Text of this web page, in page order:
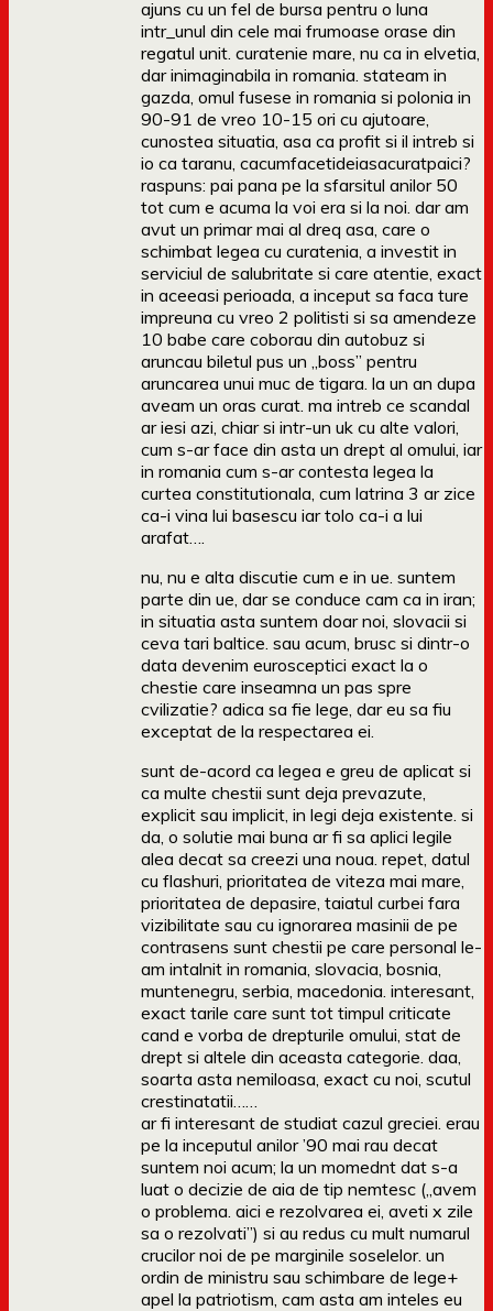
ajuns cu un fel de bursa pentru o luna
intr_unul din cele mai frumoase orase din
regatul unit. curatenie mare, nu ca in elvetia,
dar inimaginabila in romania. stateam in
gazda, omul fusese in romania si polonia in
90-91 de vreo 10-15 ori cu ajutoare,
cunostea situatia, asa ca profit si il intreb si
io ca taranu, cacumfacetideiasacuratpaici?
raspuns: pai pana pe la sfarsitul anilor 50
tot cum e acuma la voi era si la noi. dar am
avut un primar mai al dreq asa, care o
schimbat legea cu curatenia, a investit in
serviciul de salubritate si care atentie, exact
in aceeasi perioada, a inceput sa faca ture
impreuna cu vreo 2 politisti si sa amendeze
10 babe care coborau din autobuz si
aruncau biletul pus un „boss” pentru
aruncarea unui muc de tigara. la un an dupa
aveam un oras curat. ma intreb ce scandal
ar iesi azi, chiar si intr-un uk cu alte valori,
cum s-ar face din asta un drept al omului, iar
in romania cum s-ar contesta legea la
curtea constitutionala, cum latrina 3 ar zice
ca-i vina lui basescu iar tolo ca-i a lui
arafat….
nu, nu e alta discutie cum e in ue. suntem
parte din ue, dar se conduce cam ca in iran;
in situatia asta suntem doar noi, slovacii si
ceva tari baltice. sau acum, brusc si dintr-o
data devenim eurosceptici exact la o
chestie care inseamna un pas spre
cvilizatie? adica sa fie lege, dar eu sa fiu
exceptat de la respectarea ei.
sunt de-acord ca legea e greu de aplicat si
ca multe chestii sunt deja prevazute,
explicit sau implicit, in legi deja existente. si
da, o solutie mai buna ar fi sa aplici legile
alea decat sa creezi una noua. repet, datul
cu flashuri, prioritatea de viteza mai mare,
prioritatea de depasire, taiatul curbei fara
vizibilitate sau cu ignorarea masinii de pe
contrasens sunt chestii pe care personal le-
am intalnit in romania, slovacia, bosnia,
muntenegru, serbia, macedonia. interesant,
exact tarile care sunt tot timpul criticate
cand e vorba de drepturile omului, stat de
drept si altele din aceasta categorie. daa,
soarta asta nemiloasa, exact cu noi, scutul
crestinatatii……
ar fi interesant de studiat cazul greciei. erau
pe la inceputul anilor ’90 mai rau decat
suntem noi acum; la un momednt dat s-a
luat o decizie de aia de tip nemtesc („avem
o problema. aici e rezolvarea ei, aveti x zile
sa o rezolvati”) si au redus cu mult numarul
crucilor noi de pe marginile soselelor. un
ordin de ministru sau schimbare de lege+
apel la patriotism, cam asta am inteles eu